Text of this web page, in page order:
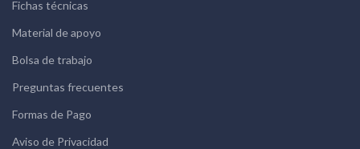
Fichas técnicas
Material de apoyo
Bolsa de trabajo
Preguntas frecuentes
Formas de Pago
Aviso de Privacidad